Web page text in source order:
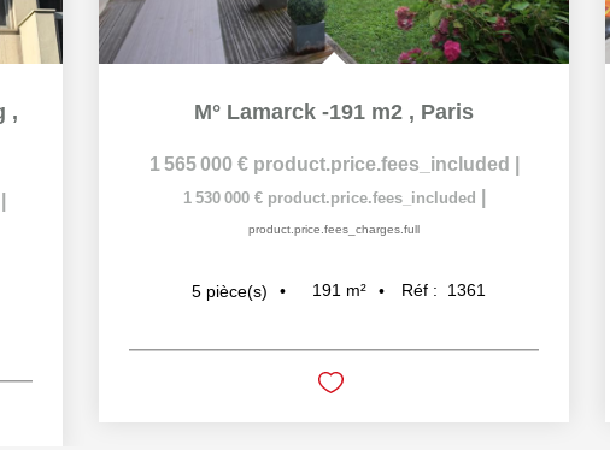
,
M° Lamarck -191 m2 , Paris
1 565 000 € product.price.fees_included
1 530 000 € product.price.fees_included
product.price.fees_charges.full
5 pièce(s) 191 m² Réf : 1361